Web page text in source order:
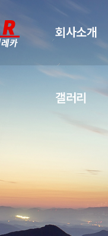
회사소개
갤러리